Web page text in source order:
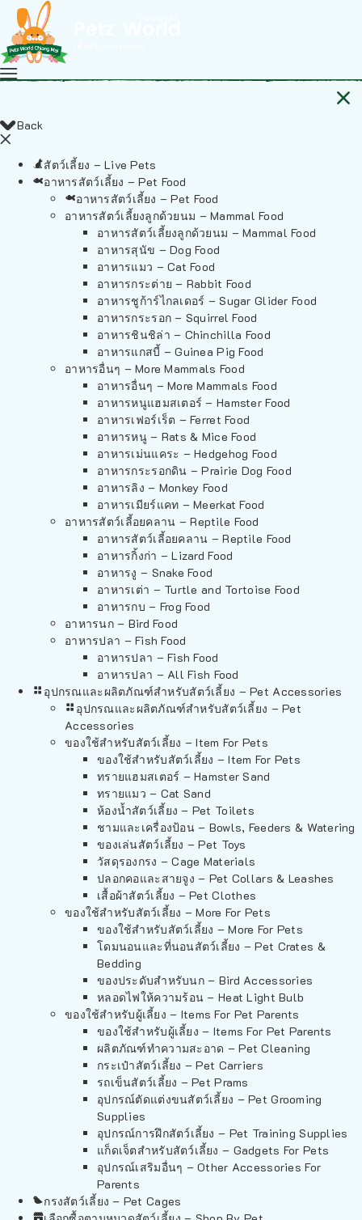
Back
สัตว์เลี้ยง – Live Pets
อาหารสัตว์เลี้ยง – Pet Food
อาหารสัตว์เลี้ยง – Pet Food
อาหารสัตว์เลี้ยงลูกด้วยนม – Mammal Food
อาหารสัตว์เลี้ยงลูกด้วยนม – Mammal Food
อาหารสุนัข – Dog Food
อาหารแมว – Cat Food
อาหารกระต่าย – Rabbit Food
อาหารชูก้าร์ไกลเดอร์ – Sugar Glider Food
อาหารกระรอก – Squirrel Food
อาหารชินชิล่า – Chinchilla Food
อาหารแกสบี้ – Guinea Pig Food
อาหารอื่นๆ – More Mammals Food
อาหารอื่นๆ – More Mammals Food
อาหารหนูแฮมสเตอร์ – Hamster Food
อาหารเฟอร์เร็ต – Ferret Food
อาหารหนู – Rats & Mice Food
อาหารเม่นแคระ – Hedgehog Food
อาหารกระรอกดิน – Prairie Dog Food
อาหารลิง – Monkey Food
อาหารเมียร์แคท – Meerkat Food
อาหารสัตว์เลี้อยคลาน – Reptile Food
อาหารสัตว์เลี้อยคลาน – Reptile Food
อาหารกิ้งก่า – Lizard Food
อาหารงู – Snake Food
อาหารเต่า – Turtle and Tortoise Food
อาหารกบ – Frog Food
อาหารนก – Bird Food
อาหารปลา – Fish Food
อาหารปลา – Fish Food
อาหารปลา – All Fish Food
อุปกรณและผลิตภัณฑ์สำหรับสัตว์เลี้ยง – Pet Accessories
อุปกรณและผลิตภัณฑ์สำหรับสัตว์เลี้ยง – Pet
Accessories
ของใช้สำหรับสัตว์เลี้ยง – Item For Pets
ของใช้สำหรับสัตว์เลี้ยง – Item For Pets
ทรายแฮมสเตอร์ – Hamster Sand
ทรายแมว – Cat Sand
ห้องน้ำสัตว์เลี้ยง – Pet Toilets
ชามและเครื่องป้อน – Bowls, Feeders & Watering
ของเล่นสัตว์เลี้ยง – Pet Toys
วัสดุรองกรง – Cage Materials
ปลอกคอและสายจูง – Pet Collars & Leashes
เสื้อผ้าสัตว์เลี้ยง – Pet Clothes
ของใช้สำหรับสัตว์เลี้ยง – More For Pets
ของใช้สำหรับสัตว์เลี้ยง – More For Pets
โดมนอนและที่นอนสัตว์เลี้ยง – Pet Crates &
Bedding
ของประดับสำหรับนก – Bird Accessories
หลอดไฟให้ความร้อน – Heat Light Bulb
ของใช้สำหรับผู้เลี้ยง – Items For Pet Parents
ของใช้สำหรับผู้เลี้ยง – Items For Pet Parents
ผลิตภัณฑ์ทำความสะอาด – Pet Cleaning
กระเป๋าสัตว์เลี้ยง – Pet Carriers
รถเข็นสัตว์เลี้ยง – Pet Prams
อุปกรณ์ตัดแต่งขนสัตว์เลี้ยง – Pet Grooming
Supplies
อุปกรณ์การฝึกสัตว์เลี้ยง – Pet Training Supplies
แก็ดเจ็ตสำหรับสัตว์เลี้ยง – Gadgets For Pets
อุปกรณ์เสริมอื่นๆ – Other Accessories For
Parents
กรงสัตว์เลี้ยง – Pet Cages